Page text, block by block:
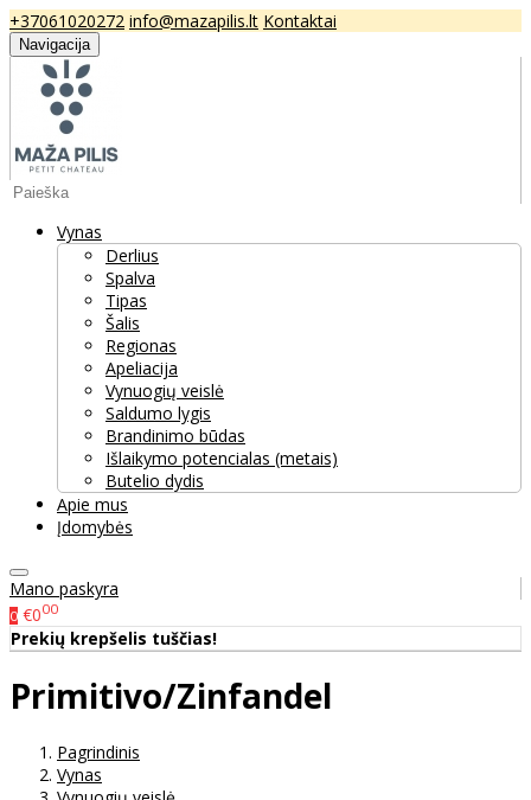
+37061020272 info@mazapilis.lt Kontaktai
Navigacija
Vynas
Derlius
Spalva
Tipas
Šalis
Regionas
Apeliacija
Vynuogių veislė
Saldumo lygis
Brandinimo būdas
Išlaikymo potencialas (metais)
Butelio dydis
Apie mus
Įdomybės
Mano paskyra
0 €000
Prekių krepšelis tuščias!
Primitivo/Zinfandel
Pagrindinis
Vynas